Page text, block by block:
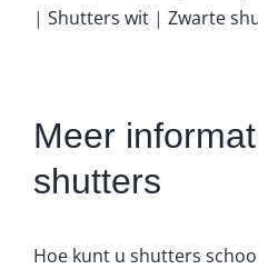
| Shutters wit| Zwarte
Meer
shutters
Hoe kunt u shutters